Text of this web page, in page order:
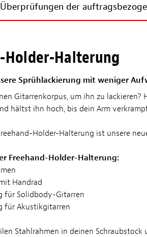
der
Holder-Halterung
Sprühlackierung mit weniger
Gitarrenkorpus, um ihn zu
hältst ihn hoch, bis dein Arm
Holder-Halterung ist unsere
Freehand-Holder-Halterung:
Handrad
für Solidbody-Gitarren
für Akustikgitarren
Stahlrahmen in deinen